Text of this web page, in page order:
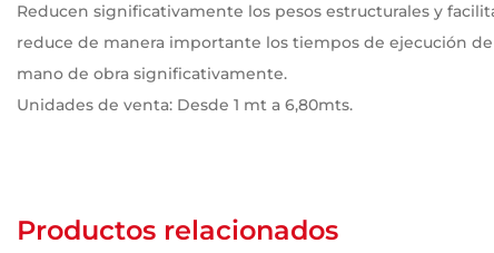
Reducen significativamente los pesos estructurales y
reduce de manera importante los tiempos de ejecución de
mano de obra significativamente.
Unidades de venta: Desde 1 mt a 6,80mts.
Productos relacionados